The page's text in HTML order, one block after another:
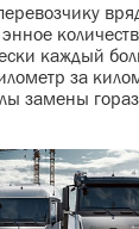
энное
каждый
за
замены